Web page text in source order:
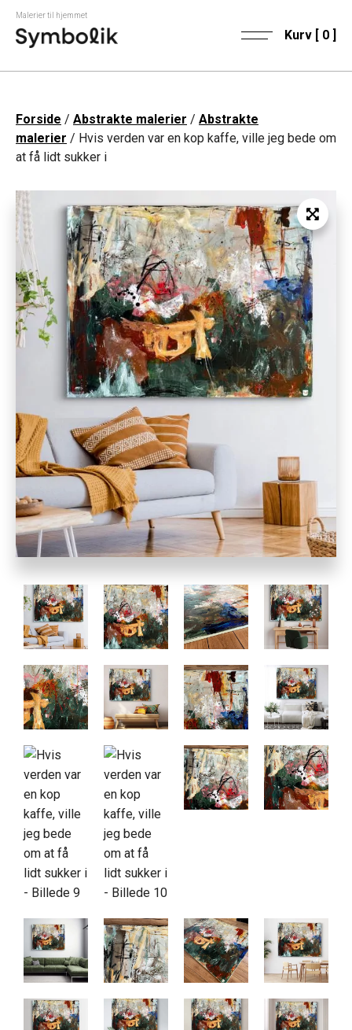
Malerier til hjemmet
Kurv [ 0]
Forside / Abstrakte malerier / Abstrakte
malerier / Hvis verden var en kop kaffe, ville jeg bede om
at få lidt sukker i